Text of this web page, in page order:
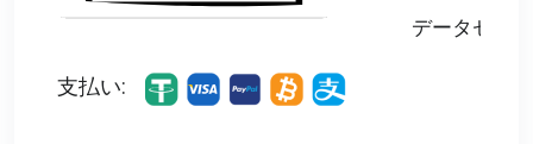
支払い:
データセン